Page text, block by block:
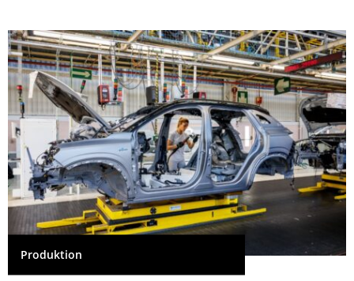
Produktion